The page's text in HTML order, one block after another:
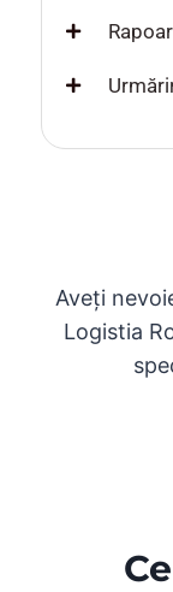
Aveți
Logistia